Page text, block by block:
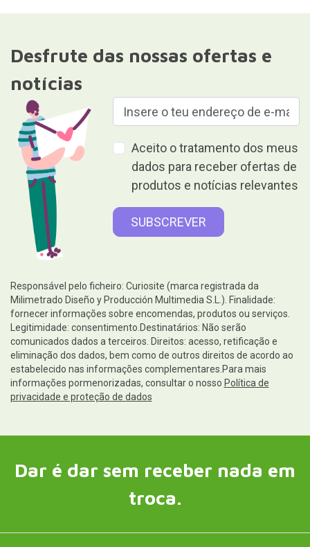
comunicados dados a terceiros. Direitos: acesso, retificação e
eliminação dos dados, bem como de outros direitos de acordo ao
estabelecido nas informações complementares.Para mais
informações pormenorizadas, consultar o nosso
privacidade e proteção de dados
Dar é dar sem receber nada em
troca.
Ajuda
Informações legais
Siga-nos em
Contacto e serviço ao cliente
Escreva-nos agora